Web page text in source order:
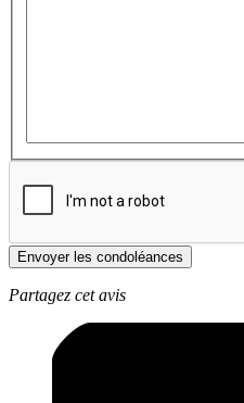
Envoyer les condoléances
Partagez cet avis